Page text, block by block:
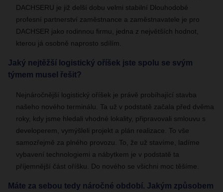
DACHSERU je již delší dobu velmi stabilní Dlouhodobé
profesní partnerství zaměstnance a zaměstnavatele je pro
DACHSER jako rodinnou firmu, jedna z největších hodnot,
kterou já osobně naprosto sdílím.
Jaký nejtěžší logistický oříšek jste spolu se svým
týmem musel řešit?
Nejnáročnější logistický oříšek je právě probíhající stavba
našeho nového terminálu. Ta už v podstatě začala před dvěma
roky, kdy jsme hledali vhodné lokality, připravovali smlouvu s
developerem, vymýšleli projekt a plán realizace. To vše
samozřejmě za plného provozu. To, že už stavíme, ladíme
vybavení technologiemi a nábytkem je v podstatě ta
příjemnější část oříšku. Do nového se všichni moc těšíme.
Máte za sebou tedy náročné období. Jakým způsobem